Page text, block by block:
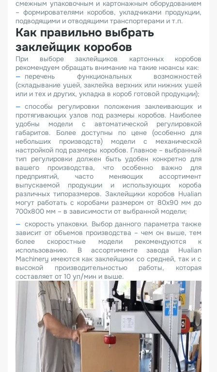
смежным упаковочным и картонажным оборудованием
– формирователями коробов, укладчиками продукции,
подводящими и отводящими транспортерами и т.п.
Как правильно выбрать
заклейщик коробов
При выборе заклейщиков картонных коробов
рекомендуем обращать внимание на такие нюансы как:
перечень функциональных возможностей
(складывание ушей, заклейка верхних или нижних ушей
или и тех и других, укладка в короб готовой продукции);
способы регулировки положения заклеивающих и
протягивающих узлов под размеры коробов. Наиболее
удобны модели с автоматической регулировкой
габаритов. Более доступны по цене (особенно для
небольших производств) модели с механической
настройкой под размеры коробов. Главное – выбранный
тип регулировки должен быть удобен конкретно для
вашего производства, что особенно важно для
предприятий, часто меняющих ассортимент
выпускаемой продукции и использующих короба
различных типоразмеров. Заклейщики коробов Hualian
могут работать с коробами размером от 80х90 мм до
700х800 мм – в зависимости от выбранной модели;
скорость упаковки. Выбор данного параметра также
зависит от объемов производства – чем он выше, тем
более скоростные модели рекомендуются к
использованию. В ассортименте завода Hualian
Machinery имеются как заклейщики со средней, так и с
высокой производительностью работы, которая
составляет от 10 уп/мин и выше.